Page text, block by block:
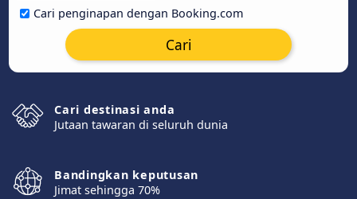
Cari penginapan dengan Booking.com
Cari
Cari destinasi anda
Jutaan tawaran di seluruh dunia
Bandingkan keputusan
Jimat sehingga 70%